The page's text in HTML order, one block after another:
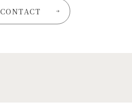
CONTACT